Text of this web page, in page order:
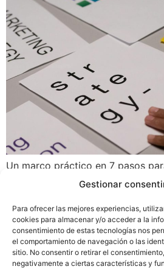
Gestionar
Para ofrecer las mejores experiencias,
cookies para almacenar y/o acceder a la
consentimiento de estas tecnologías nos
el comportamiento de navegación o las
sitio. No consentir o retirar el
negativamente a ciertas características y
Un marco práctico en 7 pasos
estrategia digital con foco en